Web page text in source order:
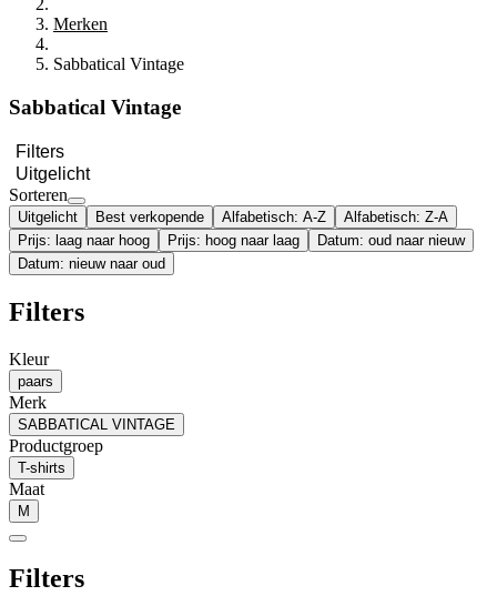
Merken
Sabbatical Vintage
Sabbatical Vintage
Filters
Uitgelicht
Sorteren
Uitgelicht Best verkopende Alfabetisch: A-Z
Alfabetisch: Z-A
Prijs: laag naar hoog
Prijs: hoog naar laag
Datum: oud naar nieuw
Datum: nieuw naar oud
Filters
Kleur
paars
Merk
SABBATICAL VINTAGE
Productgroep
T-shirts
Maat
M
Filters